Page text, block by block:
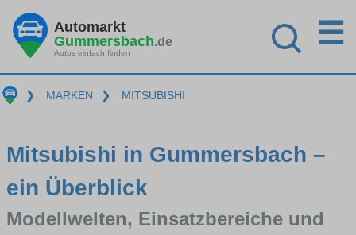
Automarkt
Gummersbach.de
Autos einfach finden
☰
❯ MARKEN ❯ MITSUBISHI
Mitsubishi in Gummersbach –
ein Überblick
Modellwelten, Einsatzbereiche und